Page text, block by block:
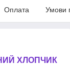
Оплата Умови
ХЛОПЧИК